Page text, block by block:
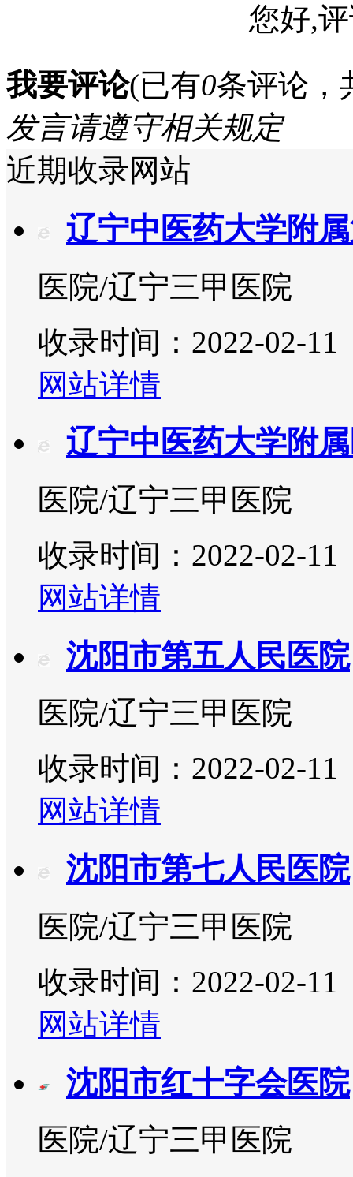
您好,
我要评论(已有0条评论，
发言请遵守相关规定
近期收录网站
辽宁中医药大学附
医院/辽宁三甲医院
收录时间：2022-02-11
网站详情
辽宁中医药大学附
医院/辽宁三甲医院
收录时间：2022-02-11
网站详情
沈阳市第五人民医院
医院/辽宁三甲医院
收录时间：2022-02-11
网站详情
沈阳市第七人民医院
医院/辽宁三甲医院
收录时间：2022-02-11
网站详情
沈阳市红十字会医院
医院/辽宁三甲医院